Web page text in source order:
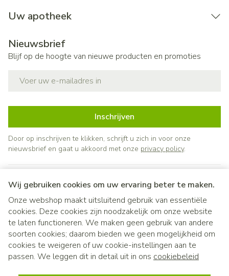
Wij gebruiken cookies om uw ervaring beter te maken.
Onze webshop maakt uitsluitend gebruik van essentiële
cookies. Deze cookies zijn noodzakelijk om onze website
te laten functioneren. We maken geen gebruik van andere
soorten cookies; daarom bieden we geen mogelijkheid om
cookies te weigeren of uw cookie-instellingen aan te
passen. We leggen dit in detail uit in ons cookiebeleid
Uw apotheek
Nieuwsbrief
Blijf op de hoogte van nieuwe producten en promoties
Inschrijven
Door op inschrijven te klikken, schrijft u zich in voor onze
nieuwsbrief en gaat u akkoord met onze privacy policy.
Juridische links